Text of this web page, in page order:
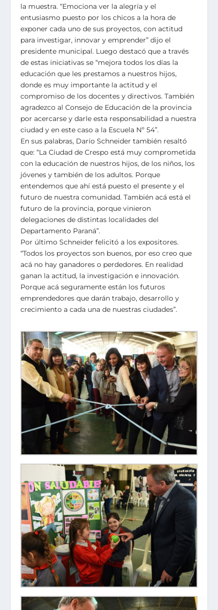
la muestra. “Emociona ver la alegría y el
entusiasmo puesto por los chicos a la hora de
exponer cada uno de sus proyectos, con actitud
para investigar, innovar y emprender” dijo el
presidente municipal. Luego destacó que a través
de estas iniciativas se “mejora todos los días la
educación que les prestamos a nuestros hijos,
donde es muy importante la actitud y el
compromiso de los docentes y directivos. También
agradezco al Consejo de Educación de la provincia
por acercarse y darle esta responsabilidad a nuestra
ciudad y en este caso a la Escuela Nº 54”.
En sus palabras, Darío Schneider también resaltó
que: “La Ciudad de Crespo está muy comprometida
con la educación de nuestros hijos, de los niños, los
jóvenes y también de los adultos. Porque
entendemos que ahí está puesto el presente y el
futuro de nuestra comunidad. También acá está el
futuro de la provincia, porque vinieron
delegaciones de distintas localidades del
Departamento Paraná”.
Por último Schneider felicitó a los expositores.
“Todos los proyectos son buenos, por eso creo que
acá no hay ganadores o perdedores. En realidad
ganan la actitud, la investigación e innovación.
Porque acá seguramente están los futuros
emprendedores que darán trabajo, desarrollo y
crecimiento a cada una de nuestras ciudades”.